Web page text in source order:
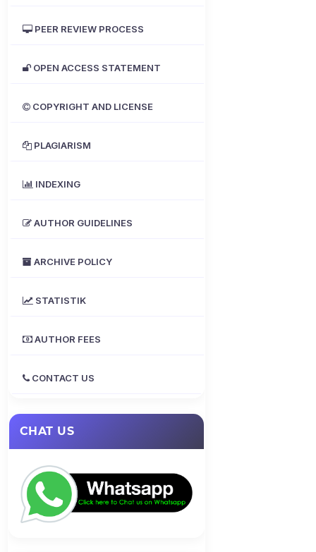
PEER REVIEW PROCESS
OPEN ACCESS STATEMENT
COPYRIGHT AND LICENSE
PLAGIARISM
INDEXING
AUTHOR GUIDELINES
ARCHIVE POLICY
STATISTIK
AUTHOR FEES
CONTACT US
CHAT US